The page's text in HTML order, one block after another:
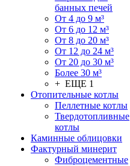
банных печей
От 4 до 9 м³
От 6 до 12 м³
От 8 до 20 м³
От 12 до 24 м³
От 20 до 30 м³
Более 30 м³
+ ЕЩЕ 1
Отопительные котлы
Пеллетные котлы
Твердотопливные
котлы
Каминные облицовки
Фактурный минерит
Фиброцементные